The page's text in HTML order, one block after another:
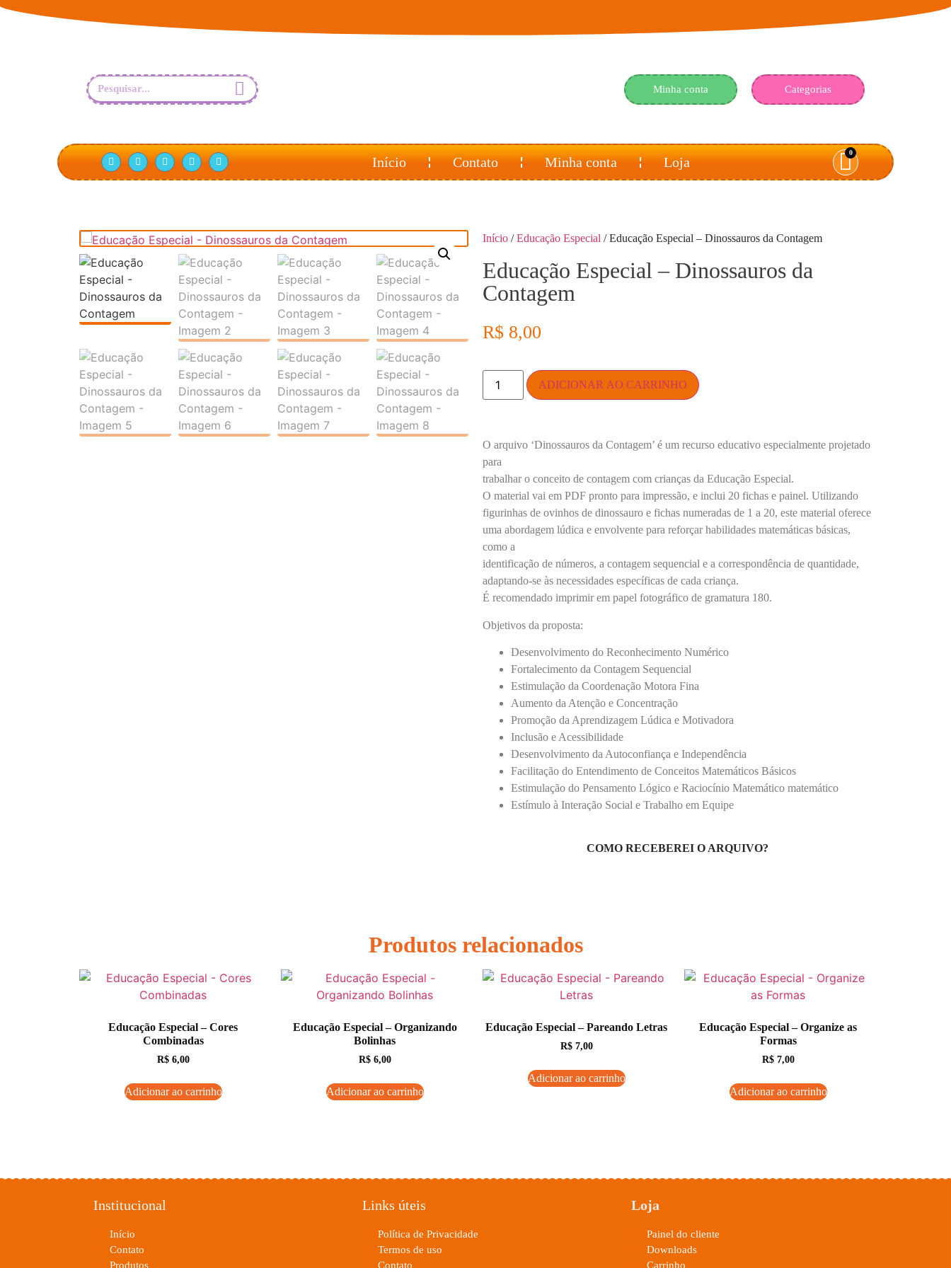
Minha conta Categorias
Início Contato Minha conta Loja
0
Início /Educação Especial / Educação Especial – Dinossauros da Contagem
Educação Especial – Dinossauros da
Contagem
R$ 8,00
ADICIONAR AO CARRINHO
O arquivo ‘Dinossauros da Contagem’ é um recurso educativo especialmente projetado
para
trabalhar o conceito de contagem com crianças da Educação Especial.
O material vai em PDF pronto para impressão, e inclui 20 fichas e painel. Utilizando
figurinhas de ovinhos de dinossauro e fichas numeradas de 1 a 20, este material oferece
uma abordagem lúdica e envolvente para reforçar habilidades matemáticas básicas,
como a
identificação de números, a contagem sequencial e a correspondência de quantidade,
adaptando-se às necessidades específicas de cada criança.
É recomendado imprimir em papel fotográfico de gramatura 180.
Objetivos da proposta:
Desenvolvimento do Reconhecimento Numérico
Fortalecimento da Contagem Sequencial
Estimulação da Coordenação Motora Fina
Aumento da Atenção e Concentração
Promoção da Aprendizagem Lúdica e Motivadora
Inclusão e Acessibilidade
Desenvolvimento da Autoconfiança e Independência
Facilitação do Entendimento de Conceitos Matemáticos Básicos
Estimulação do Pensamento Lógico e Raciocínio Matemático matemático
Estímulo à Interação Social e Trabalho em Equipe
COMO RECEBEREI O ARQUIVO?
Produtos relacionados
Educação Especial – Cores
Combinadas
R$6,00
Adicionar ao carrinho
Educação Especial – Organizando
Bolinhas
R$6,00
Adicionar ao carrinho
Educação Especial – Pareando Letras
R$7,00
Adicionar ao carrinho
Educação Especial – Organize as
Formas
R$7,00
Adicionar ao carrinho
Institucional
Início
Contato
Produtos
Links úteis
Política de Privacidade
Termos de uso
Contato
Loja
Painel do cliente
Downloads
Carrinho